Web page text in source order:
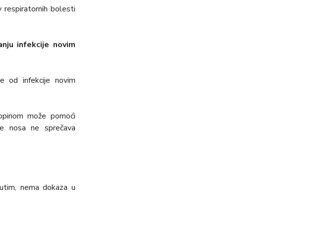
respiratornih bolesti
infekcije novim
od infekcije novim
može pomoći
nosa ne sprečava
nema dokaza u